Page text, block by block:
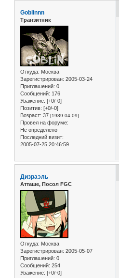
Goblinnn
Транзитник
Откуда: Москва
Зарегистрирован: 2005-03-24
Приглашений: 0
Сообщений: 176
Уважение: [+0/-0]
Позитив: [+0/-0]
Возраст: 37 [1989-04-09]
Провел на форуме:
Не определено
Последний визит:
2005-07-25 20:46:59
Дизраэль
Атташе, Посол FGC
Откуда: Москва
Зарегистрирован: 2005-05-07
Приглашений: 0
Сообщений: 254
Уважение: [+0/-0]